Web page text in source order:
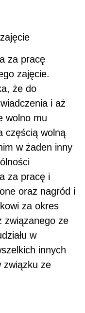
za pracę
zajęcie.
że do
i aż
wolno mu
częścią wolną
w żaden inny
za pracę i
oraz nagród i
za okres
związanego ze
w
innych
związku ze